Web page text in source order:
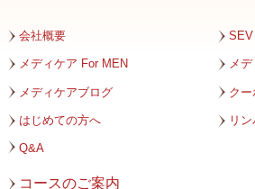
2023年10月
2023年9月
2023年8月
会社概要 SEV
メディケア For MEN メ
メディケアブログ ク
はじめての方へ リ
Q&A
コースのご案内